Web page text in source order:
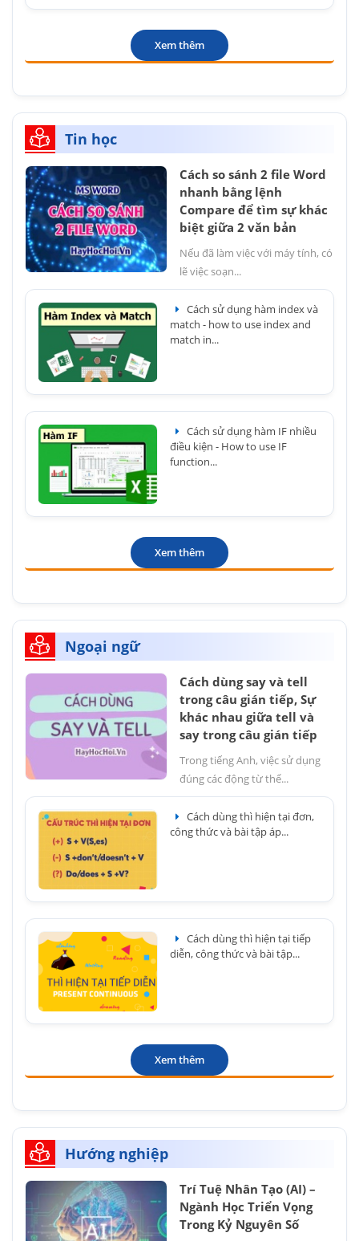
Xem thêm
Tin học
Cách so sánh 2 file Word
nhanh bằng lệnh
Compare để tìm sự khác
biệt giữa 2 văn bản
Nếu đã làm việc với máy tính, có
lẽ việc soạn...
Cách sử dụng hàm index và
match - how to use index and
match in...
Cách sử dụng hàm IF nhiều
điều kiện - How to use IF
function...
Xem thêm
Ngoại ngữ
Cách dùng say và tell
trong câu gián tiếp, Sự
khác nhau giữa tell và
say trong câu gián tiếp
Trong tiếng Anh, việc sử dụng
đúng các động từ thể...
Cách dùng thì hiện tại đơn,
công thức và bài tập áp...
Cách dùng thì hiện tại tiếp
diễn, công thức và bài tập...
Xem thêm
Hướng nghiệp
Trí Tuệ Nhân Tạo (AI) –
Ngành Học Triển Vọng
Trong Kỷ Nguyên Số